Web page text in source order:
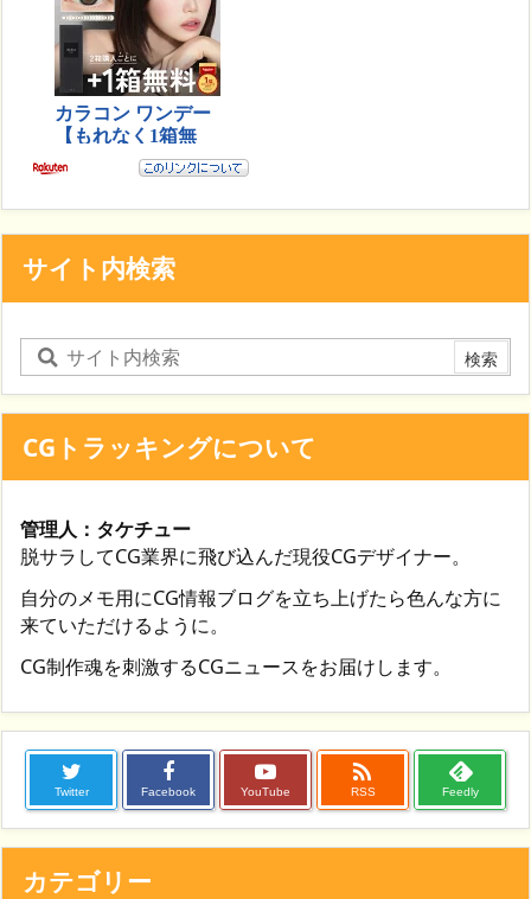
サイト内検索
CGトラッキングについて
管理人：タケチュー
脱サラしてCG業界に飛び込んだ現役CGデザイナー。
自分のメモ用にCG情報ブログを立ち上げたら色んな方に
来ていただけるように。
CG制作魂を刺激するCGニュースをお届けします。
Twitter Facebook YouTube

RSS Feedly
カテゴリー